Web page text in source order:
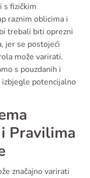
s fizičkim
raznim oblicima i
trebali biti oprezni
jer se postojeći
može varirati.
s pouzdanih i
potencijalno
Pravilima
značajno varirati